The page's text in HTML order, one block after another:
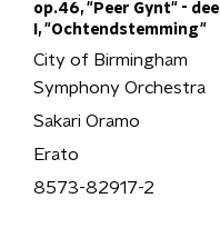
op.46, "Peer Gynt" - deel
I, "Ochtendstemming"
City of Birmingham
Symphony Orchestra
Sakari Oramo
Erato
8573-82917-2